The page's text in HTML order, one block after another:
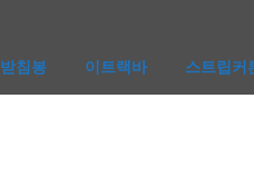
받침봉 이트랙바 스트립커